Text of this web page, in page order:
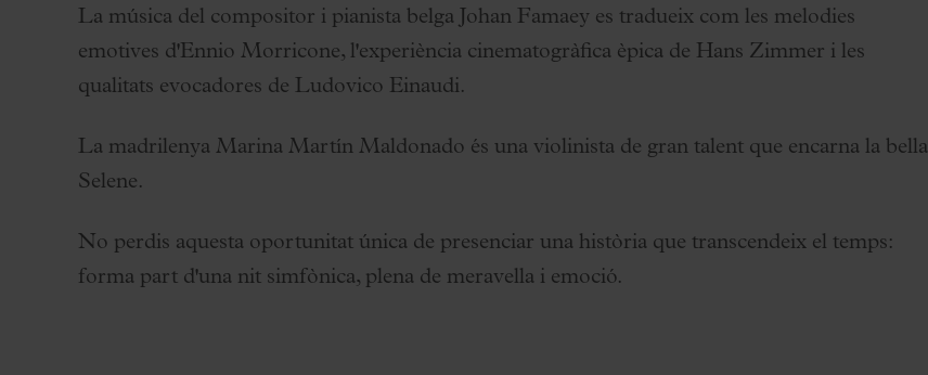
La música del compositor i pianista belga Johan Famaey es tradueix com les melodies
emotives d'Ennio Morricone, l'experiència cinematogràfica èpica de Hans Zimmer i les
qualitats evocadores de Ludovico Einaudi.
La madrilenya Marina Martín Maldonado és una violinista de gran talent que encarna la bella
Selene.
No perdis aquesta oportunitat única de presenciar una història que transcendeix el temps:
forma part d'una nit simfònica, plena de meravella i emoció.